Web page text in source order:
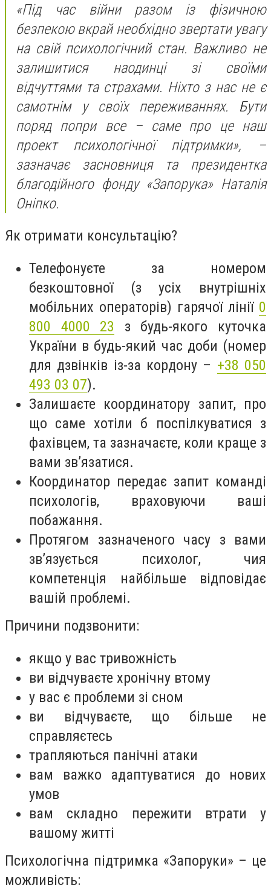
«Під час війни разом із фізичною
безпекою вкрай необхідно звертати увагу
на свій психологічний стан. Важливо не
залишитися наодинці зі своїми
відчуттями та страхами. Ніхто з нас не є
самотнім у своїх переживаннях. Бути
поряд попри все – саме про це наш
проект психологічної підтримки», –
зазначає засновниця та президентка
благодійного фонду «Запорука» Наталія
Оніпко.
Як отримати консультацію?
Телефонуєте за номером
безкоштовної (з усіх внутрішніх
мобільних операторів) гарячої лінії 0
800 4000 23 з будь-якого куточка
України в будь-який час доби (номер
для дзвінків із-за кордону – +38 050
493 03 07).
Залишаєте координатору запит, про
що саме хотіли б поспілкуватися з
фахівцем, та зазначаєте, коли краще з
вами зв’язатися.
Координатор передає запит команді
психологів, враховуючи ваші
побажання.
Протягом зазначеного часу з вами
зв’язується психолог, чия
компетенція найбільше відповідає
вашій проблемі.
Причини подзвонити:
якщо у вас тривожність
ви відчуваєте хронічну втому
у вас є проблеми зі сном
ви відчуваєте, що більше не
справляєтесь
трапляються панічні атаки
вам важко адаптуватися до нових
умов
вам складно пережити втрати у
вашому житті
Психологічна підтримка «Запоруки» – це
можливість: